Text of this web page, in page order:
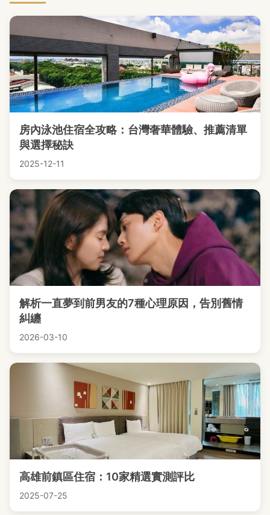
房內泳池住宿全攻略：台灣奢華體驗、推薦清單
與選擇秘訣
2025-12-11
解析一直夢到前男友的7種心理原因，告別舊情
糾纏
2026-03-10
高雄前鎮區住宿：10家精選實測評比
2025-07-25